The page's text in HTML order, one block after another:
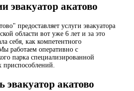
эвакуатор акатово
предоставляет услуги эвакуатора
области вот уже 6 лет и за это
себя, как компетентного
работаем оперативно с
парка специализированной
эвакуатор акатово